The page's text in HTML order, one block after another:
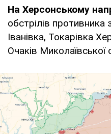
На Херсонському
обстрілів противника
Іванівка, Токарівка
Очаків Миколаївської